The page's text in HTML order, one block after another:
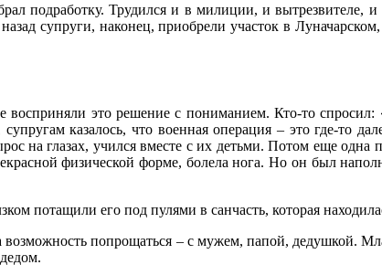
подработку. Трудился и в милиции, и вытрезвителе,
супруги, наконец, приобрели участок в
это решение с пониманием. Кто-то спросил:
казалось, что военная операция – это где-то
на глазах, учился вместе с их детьми. Потом еще одна
физической форме, болела нога. Но он был
потащили его под пулями в санчасть, которая
попрощаться – с мужем, папой, дедушкой.